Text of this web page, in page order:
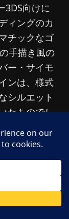
3DS向けに
ィングのカ
チックなゴ
手描き風の
ー・サイモ
ンは、様式
シルエット
たものでし
ーン的なエ
醸し出す役
ていました
ルと現代的
ていまし